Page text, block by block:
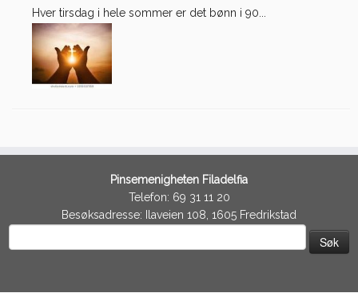
Hver tirsdag i hele sommer er det bønn i 90...
Pinsemenigheten Filadelfia
Telefon: 69 31 11 20
Besøksadresse: Ilaveien 108, 1605 Fredrikstad
etter: